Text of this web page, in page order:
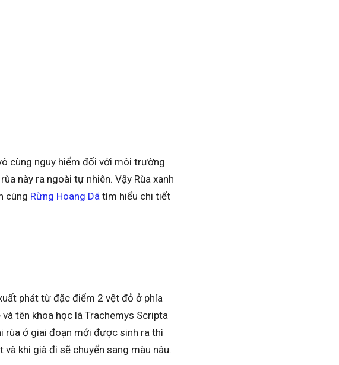
cùng nguy hiểm đối với môi trường
này ra ngoài tự nhiên. Vậy Rùa xanh
cùng Rừng Hoang Dã tìm hiểu chi tiết
phát từ đặc điểm 2 vệt đỏ ở phía
tên khoa học là Trachemys Scripta
rùa ở giai đoạn mới được sinh ra thì
khi già đi sẽ chuyển sang màu nâu.